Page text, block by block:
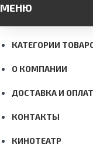
МЕНЮ
КАТЕГОРИИ
О КОМПАНИИ
ДОСТАВКА И
КОНТАКТЫ
КИНОТЕАТР